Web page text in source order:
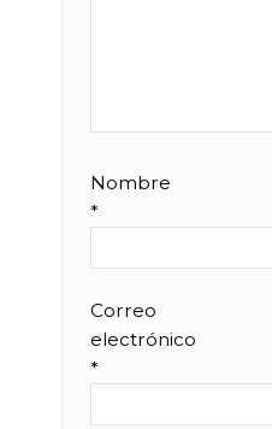
Nombre
*
Correo
electrónico
*